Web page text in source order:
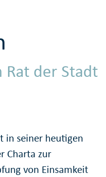
Rat der Stadt
in seiner heutigen
Charta zur
von Einsamkeit